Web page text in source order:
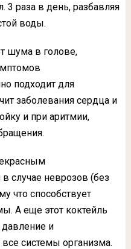
3 раза в день, разбавляя
воды.
шума в голове,
подходит для
заболевания сердца и
и при аритмии,
случае неврозов (без
что способствует
А еще этот коктейль
и
системы организма.